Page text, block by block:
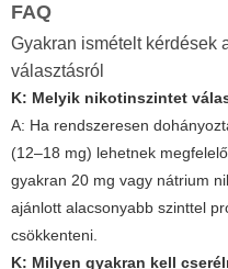
FAQ
Gyakran ismételt kérdések
választásról
K: Melyik nikotinszintet
A: Ha rendszeresen
(12–18 mg) lehetnek
gyakran 20 mg vagy nátrium
ajánlott alacsonyabb szinttel
csökkenteni.
K: Milyen gyakran kell